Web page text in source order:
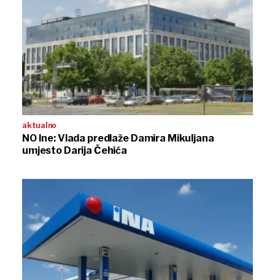
aktualno
NO Ine: Vlada predlaže Damira Mikuljana
umjesto Darija Čehića